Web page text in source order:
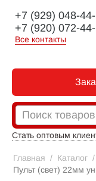
+7 (929) 048-
+7 (920) 072-
Все контакты
Стать оптовым
Главная / Каталог /
Пульт (cвет) 22мм